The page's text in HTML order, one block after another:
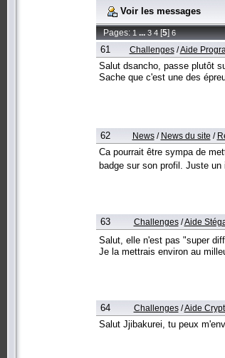
Voir les messages
Pages:1 ...3 4[5]6
61 Challenges/Aide
Salut dsancho, passe plutôt
Sache que c'est une des
62 News/ News du site/
Ca pourrait être sympa de
badge sur son profil. Juste un
63 Challenges/Aide
Salut, elle n'est pas "super
Je la mettrais environ au
64 Challenges/Aide
Salut Jjibakurei, tu peux